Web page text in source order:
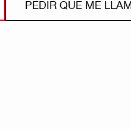
PEDIR QUE ME